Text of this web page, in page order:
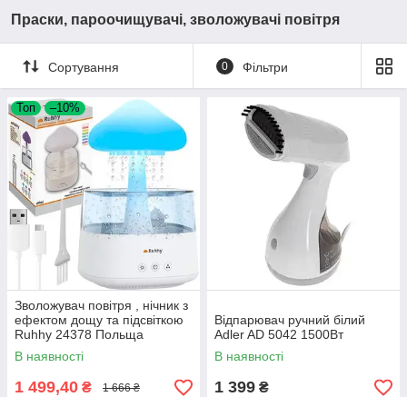
Праски, пароочищувачі, зволожувачі повітря
Сортування 0 Фільтри
Топ –10%
Зволожувач повітря , нічник з
ефектом дощу та підсвіткою
Ruhhy 24378 Польща
В наявності
1 499,40 ₴ 1 666 ₴
Відпарювач ручний білий
Adler AD 5042 1500Вт
В наявності
1 399 ₴